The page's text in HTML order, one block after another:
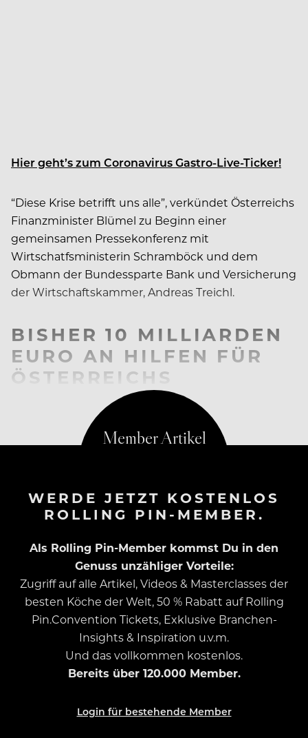
Hier geht’s zum Coronavirus Gastro-Live-Ticker!
“Diese Krise betrifft uns alle”, verkündet Österreichs
Finanzminister Blümel zu Beginn einer
gemeinsamen Pressekonferenz mit
Wirtschatfsministerin Schramböck und dem
Obmann der Bundessparte Bank und Versicherung
der Wirtschaftskammer, Andreas Treichl.
BISHER 10 MILLIARDEN
EURO AN HILFEN FÜR
ÖSTERREICHS
WIRTSCHAFT
WERDE JETZT KOSTENLOS
ROLLING PIN-MEMBER.
Als Rolling Pin-Member kommst Du in den
Genuss unzähliger Vorteile:
Zugriff auf alle Artikel, Videos & Masterclasses der
besten Köche der Welt, 50 % Rabatt auf Rolling
Pin.Convention Tickets, Exklusive Branchen-
Insights & Inspiration u.v.m.
Und das vollkommen kostenlos.
Bereits über 120.000 Member.
Login für bestehende Member